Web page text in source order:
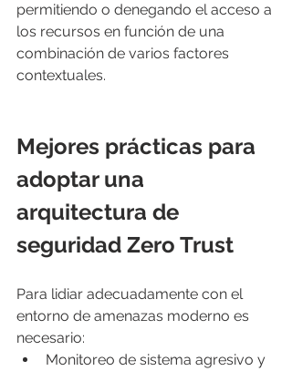
permitiendo o denegando el acceso a
los recursos en función de una
combinación de varios factores
contextuales.
Mejores prácticas para
adoptar una
arquitectura de
seguridad Zero Trust
Para lidiar adecuadamente con el
entorno de amenazas moderno es
necesario:
Monitoreo de sistema agresivo y